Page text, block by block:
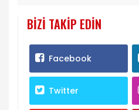
BIZI TAKIP EDIN
Facebook
Twitter